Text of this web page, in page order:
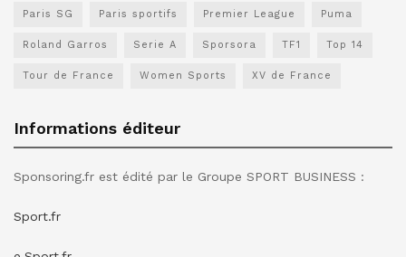
Paris SG Paris sportifs Premier League Puma
Roland Garros Serie A Sporsora TF1 Top 14
Tour de France Women Sports XV de France
Informations éditeur
Sponsoring.fr est édité par le Groupe SPORT BUSINESS :
Sport.fr